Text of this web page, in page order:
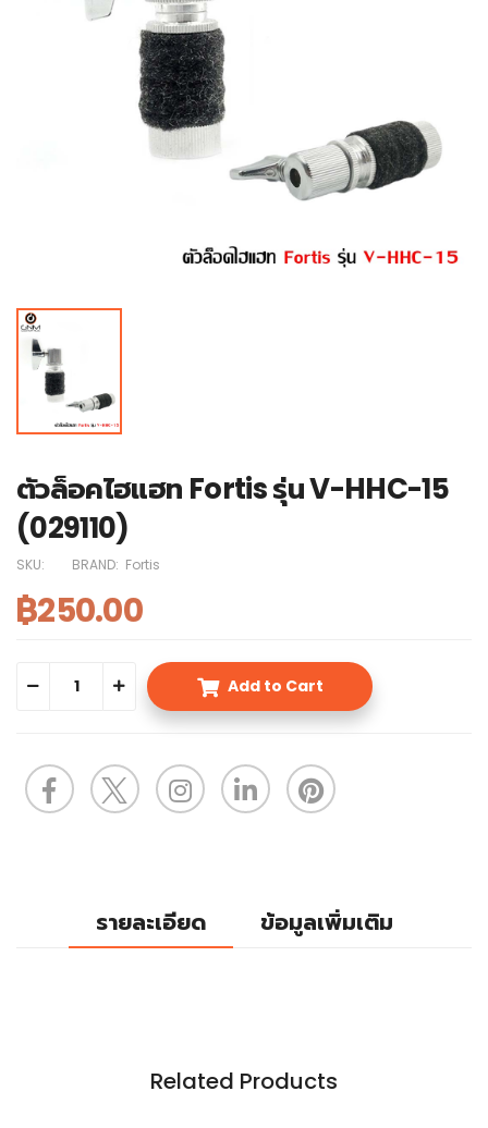
ตัวล็อคไฮแฮท Fortis รุ่น V-HHC-15
(029110)
SKU: BRAND: Fortis
฿250.00
Add to Cart
รายละเอียด ข้อมูลเพิ่มเติม
Related Products